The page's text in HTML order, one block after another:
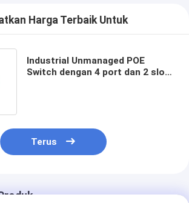
Harga Terbaik Untuk
Industrial Unmanaged POE
Switch dengan 4 port dan 2 slot
Terus